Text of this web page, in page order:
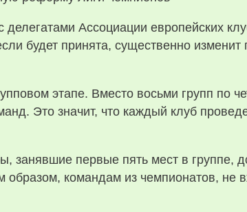
Ассоциации европейских
будет принята, существенно
этапе. Вместо восьми групп по
Это значит, что каждый клуб
занявшие первые пять мест в группе,
командам из чемпионатов, не